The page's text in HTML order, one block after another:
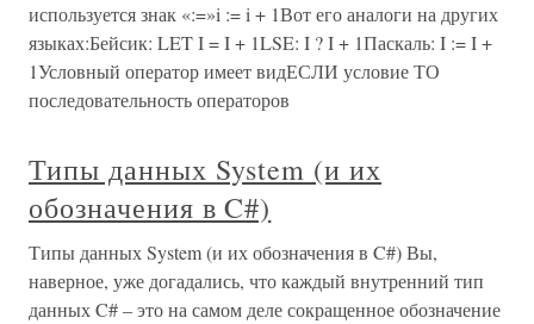
используется знак «:=»i := i + 1Вот его аналоги на других
языках:Бейсик: LET I = I + 1LSE: I ? I + 1Паскаль: I := I +
1Условный оператор имеет видЕСЛИ условие ТО
последовательность операторов
Типы данных System (и их
обозначения в C#)
Типы данных System (и их обозначения в C#) Вы,
наверное, уже догадались, что каждый внутренний тип
данных C# – это на самом деле сокращенное обозначение